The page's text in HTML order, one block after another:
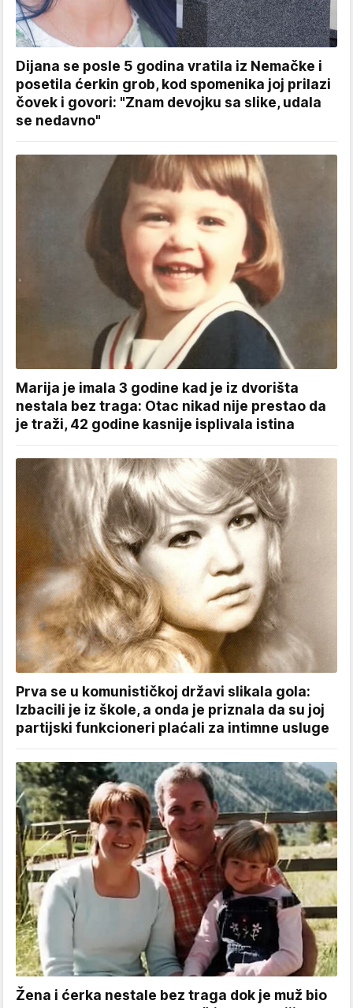
Dijana se posle 5 godina vratila iz Nemačke i
posetila ćerkin grob, kod spomenika joj prilazi
čovek i govori: "Znam devojku sa slike, udala
se nedavno"
Marija je imala 3 godine kad je iz dvorišta
nestala bez traga: Otac nikad nije prestao da
je traži, 42 godine kasnije isplivala istina
Prva se u komunističkoj državi slikala gola:
Izbacili je iz škole, a onda je priznala da su joj
partijski funkcioneri plaćali za intimne usluge
Žena i ćerka nestale bez traga dok je muž bio